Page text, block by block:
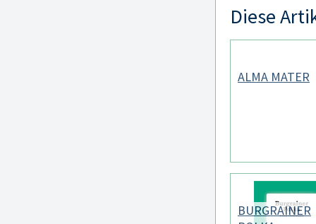
Diese
ALMA MATER
BURGRAINER